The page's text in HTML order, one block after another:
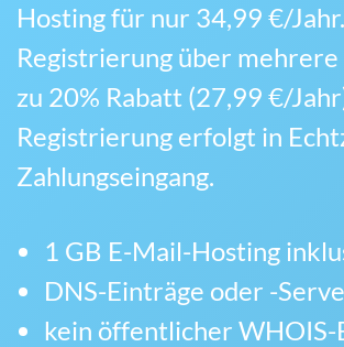
Hosting für nur 34,99 €/
Registrierung über mehrere
zu 20% Rabatt (27,99 €/
Registrierung erfolgt in
Zahlungseingang.
1 GB E-Mail-Hosting
DNS-Einträge oder -
kein öffentlicher WHOIS-